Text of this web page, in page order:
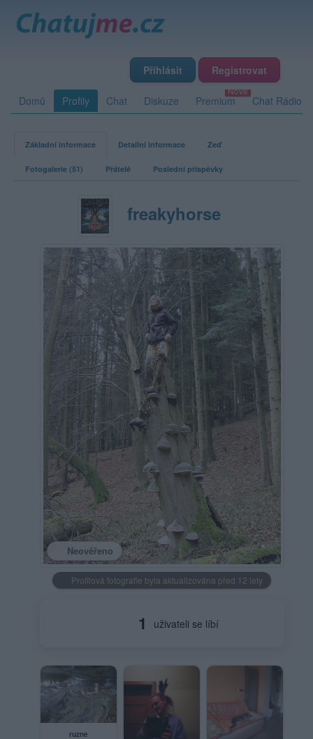
Přihlásit Registrovat
Domů Profily Chat Diskuze Premium Chat Rádio
Základní informace Detailní informace Zeď
Fotogalerie (51) Přátelé Poslední příspěvky
freakyhorse
Neověřeno
Profilová fotografie byla aktualizována před 12 lety
1 uživateli se líbí
ruzne